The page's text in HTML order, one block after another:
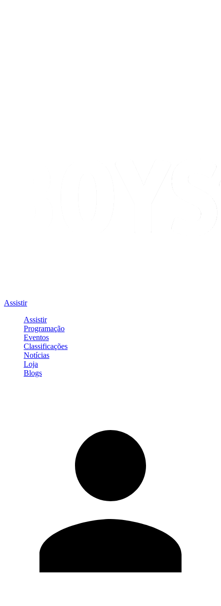
Assistir
Assistir
Programação
Eventos
Classificações
Notícias
Loja
Blogs